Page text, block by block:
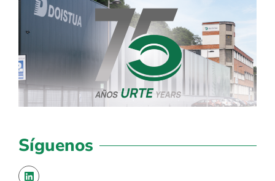
Síguenos